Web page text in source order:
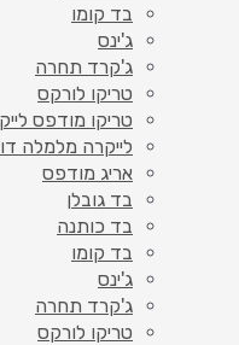
בד קומו
ג'ינס
ג'קרד תחרה
טריקו לורקס
טריקו מודפס
לייקרה מלמלה
אריג מודפס
בד גובלן
בד כותנה
בד קומו
ג'ינס
ג'קרד תחרה
טריקו לורקס